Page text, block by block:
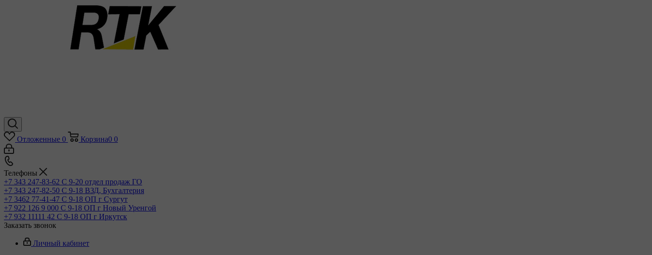
Отложенные 0 Корзина0 0
Телефоны
+7 343 247-83-62 С 9-20 отдел продаж ГО
+7 343 247-82-50 С 9-18 ВЗД, Бухгалтерия
+7 3462 77-41-47 С 9-18 ОП г Сургут
+7 922 126 9 000 С 9-18 ОП г Новый Уренгой
+7 932 11111 42 С 9-18 ОП г Иркутск
Заказать звонок
Личный кабинет